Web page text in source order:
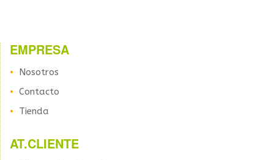
EMPRESA
Nosotros
Contacto
Tienda
AT.CLIENTE